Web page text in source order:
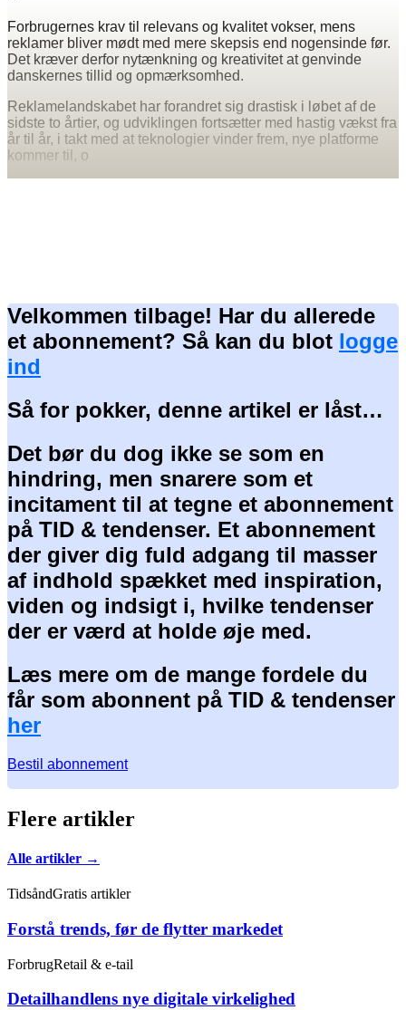
Forbrugernes krav til relevans og kvalitet vokser, mens
reklamer bliver mødt med mere skepsis end nogensinde før.
Det kræver derfor nytænkning og kreativitet at genvinde
danskernes tillid og opmærksomhed.
Reklamelandskabet har forandret sig drastisk i løbet af de
sidste to årtier, og udviklingen fortsætter med hastig vækst fra
år til år, i takt med at teknologier vinder frem, nye platforme
kommer til, o
Velkommen tilbage! Har du allerede
et abonnement? Så kan du blot logge
ind
Så for pokker, denne artikel er låst…
Det bør du dog ikke se som en
hindring, men snarere som et
incitament til at tegne et abonnement
på TID & tendenser. Et abonnement
der giver dig fuld adgang til masser
af indhold spækket med inspiration,
viden og indsigt i, hvilke tendenser
der er værd at holde øje med.
Læs mere om de mange fordele du
får som abonnent på TID & tendenser
her
Bestil abonnement
Flere artikler
Alle artikler →
TidsåndGratis artikler
Forstå trends, før de flytter markedet
ForbrugRetail & e-tail
Detailhandlens nye digitale virkelighed